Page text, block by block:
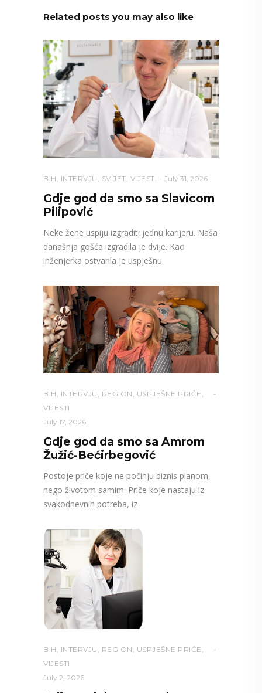
Related posts you may also like
BIH , INTERVJU , SVIJET, VIJESTI July 31, 2026
Gdje god da smo sa Slavicom
Pilipović
Neke žene uspiju izgraditi jednu karijeru. Naša
današnja gošća izgradila je dvije. Kao
inženjerka ostvarila je uspješnu
BIH , INTERVJU , REGION , USPJEŠNE PRIČE ,
VIJESTI
July 17, 2026
Gdje god da smo sa Amrom
Žužić-Bećirbegović
Postoje priče koje ne počinju biznis planom,
nego životom samim. Priče koje nastaju iz
svakodnevnih potreba, iz
BIH , INTERVJU , REGION , USPJEŠNE PRIČE ,
VIJESTI
July 2, 2026